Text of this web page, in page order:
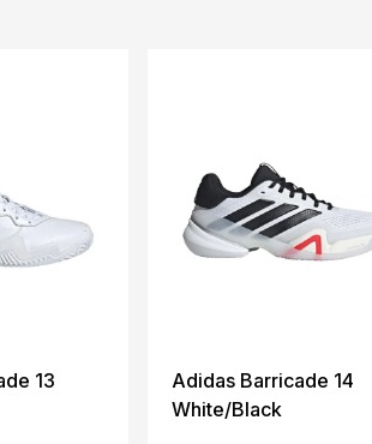
13
Adidas Barricade 14
White/Black